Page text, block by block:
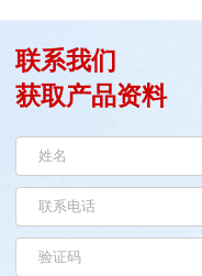
联系我们
获取产品资料